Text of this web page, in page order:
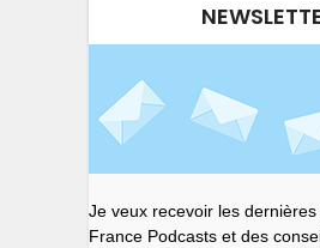
Je veux recevoir les
France Podcasts et des